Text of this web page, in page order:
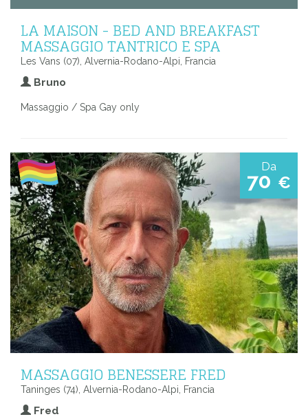
LA MAISON - BED AND BREAKFAST
MASSAGGIO TANTRICO E SPA
Les Vans (07), Alvernia-Rodano-Alpi, Francia
Bruno
Massaggio / Spa Gay only
Da
70 €
MASSAGGIO BENESSERE FRED
Taninges (74), Alvernia-Rodano-Alpi, Francia
Fred